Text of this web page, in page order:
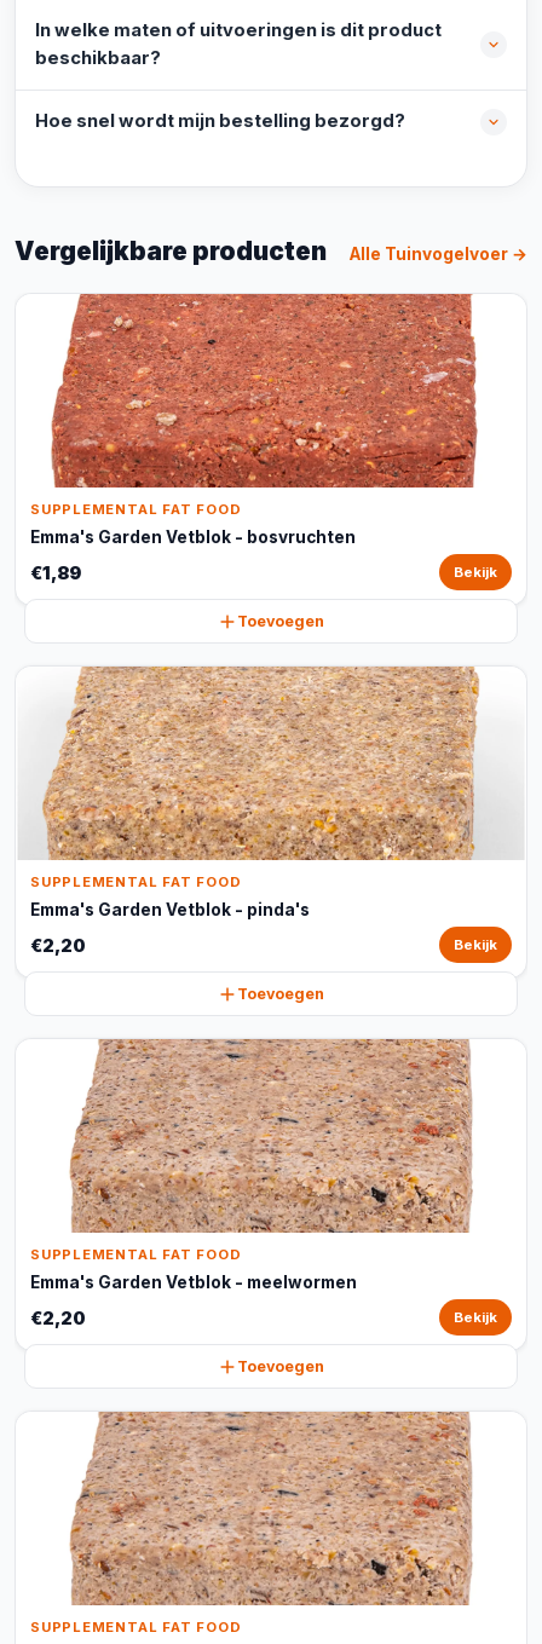
In welke maten of uitvoeringen is dit product
beschikbaar?
Hoe snel wordt mijn bestelling bezorgd?
Vergelijkbare producten Alle Tuinvogelvoer →
SUPPLEMENTAL FAT FOOD
Emma's Garden Vetblok - bosvruchten
€1,89 Bekijk
Toevoegen
SUPPLEMENTAL FAT FOOD
Emma's Garden Vetblok - pinda's
€2,20 Bekijk
Toevoegen
SUPPLEMENTAL FAT FOOD
Emma's Garden Vetblok - meelwormen
€2,20 Bekijk
Toevoegen
SUPPLEMENTAL FAT FOOD